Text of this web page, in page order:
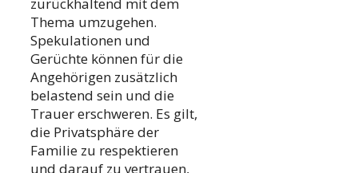
zurückhaltend mit dem
Thema umzugehen.
Spekulationen und
Gerüchte können für die
Angehörigen zusätzlich
belastend sein und die
Trauer erschweren. Es gilt,
die Privatsphäre der
Familie zu respektieren
und darauf zu vertrauen,